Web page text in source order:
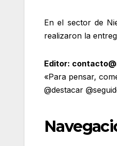
En el sector de
realizaron la
Editor:
«Para pensar,
@destacar